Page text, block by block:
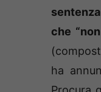
che
ha